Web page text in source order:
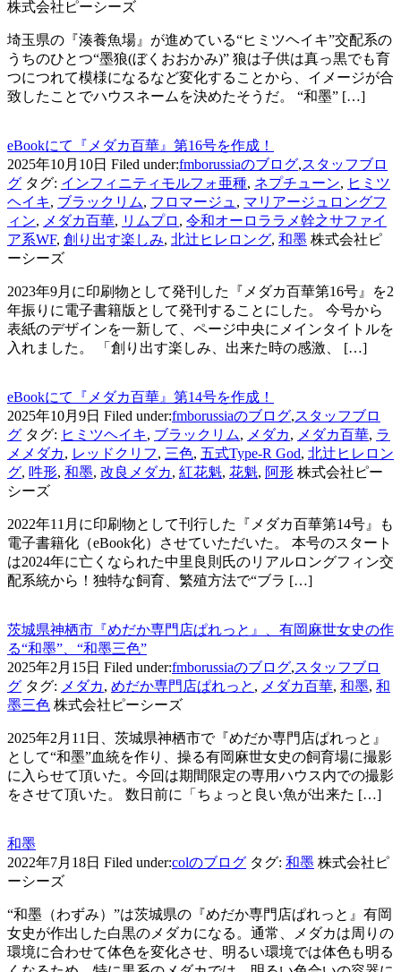
株式会社ピーシーズ
埼玉県の『湊養魚場』が進めている“ヒミツヘイキ”交配系の
うちのひとつ“墨狼(ぼくおおかみ)” 狼は子供は真っ黒でも育
つにつれて模様になるなど変化することから、イメージが合
致したことでハウスネームを決めたそうだ。 “和墨” […]
eBookにて『メダカ百華』第16号を作成！
2025年10月10日 Filed under:fmborussiaのブログ,スタッフブロ
グ タグ: インフィニティモルフォ亜種, ネプチューン, ヒミツ
ヘイキ, ブラックリム, フロマージュ , マリアージュロングフ
ィン, メダカ百華, リムプロ , 令和オーロララメ幹之サファイ
ア系WF, 創り出す楽しみ, 北辻ヒレロング, 和墨 株式会社ピ
ーシーズ
2023年9月に印刷物として発刊した『メダカ百華第16号』を2
年振りに電子書籍版として発刊することにした。 今号から
表紙のデザインを一新して、ページ中央にメインタイトルを
入れました。 「創り出す楽しみ、出来た時の感激、 […]
eBookにて『メダカ百華』第14号を作成！
2025年10月9日 Filed under:fmborussiaのブログ,スタッフブロ
グ タグ: ヒミツヘイキ, ブラックリム, メダカ, メダカ百華, ラ
メメダカ, レッドクリフ, 三色, 五式Type-R God, 北辻ヒレロン
グ, 吽形, 和墨, 改良メダカ, 紅花魁, 花魁, 阿形 株式会社ピー
シーズ
2022年11月に印刷物として刊行した『メダカ百華第14号』も
電子書籍化（eBook化）させていただいた。 本号のスタート
は2024年に亡くなられた中里良則氏のリアルロングフィン交
配系統から！独特な飼育、繁殖方法で“ブラ […]
茨城県神栖市『めだか専門店ぱれっと』、有岡麻世女史の作
る“和墨”、“和墨三色”
2025年2月15日 Filed under:fmborussiaのブログ,スタッフブロ
グ タグ: メダカ, めだか専門店ぱれっと , メダカ百華, 和墨, 和
墨三色 株式会社ピーシーズ
2025年2月11日、茨城県神栖市で『めだか専門店ぱれっと』
として“和墨”血統を作り、操る有岡麻世女史の飼育場に撮影
に入らせて頂いた。今回は期間限定の専用ハウス内での撮影
をさせて頂いた。 数日前に「ちょっと良い魚が出来た […]
和墨
2022年7月18日 Filed under:colのブログ タグ: 和墨 株式会社ピ
ーシーズ
“和墨（わずみ）”は茨城県の『めだか専門店ぱれっと』有岡
女史が作出した白黒のメダカになる。通常、メダカは周りの
環境に合わせて体色を変化させ、明るい環境では体色も明る